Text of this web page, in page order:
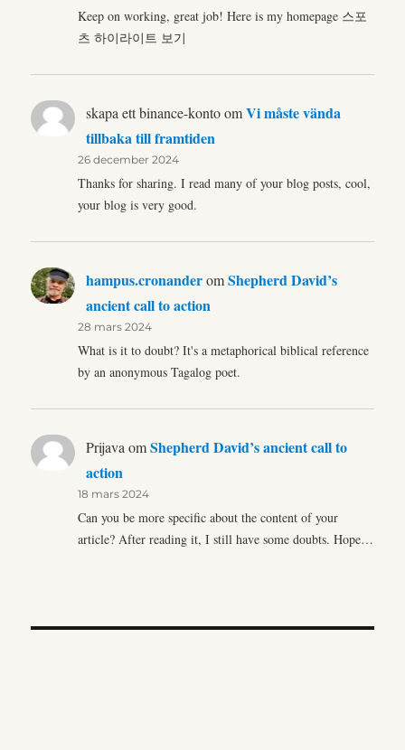
Keep on working, great job! Here is my homepage 스포
츠 하이라이트 보기
skapa ett binance-kontoomVi måste vända
tillbaka till framtiden
26 december 2024
Thanks for sharing. I read many of your blog posts, cool,
your blog is very good.
hampus.cronanderomShepherd David’s
ancient call to action
28 mars 2024
What is it to doubt? It's a metaphorical biblical reference
by an anonymous Tagalog poet.
Prijava omShepherd David’s ancient call to
action
18 mars 2024
Can you be more specific about the content of your
article? After reading it, I still have some doubts. Hope…